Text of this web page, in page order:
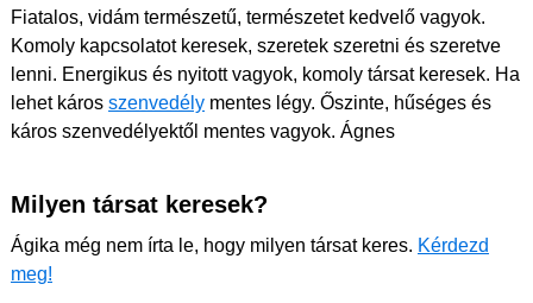
Fiatalos, vidám természetű, természetet kedvelő vagyok.
Komoly kapcsolatot keresek, szeretek szeretni és szeretve
lenni. Energikus és nyitott vagyok, komoly társat keresek. Ha
lehet káros szenvedély mentes légy. Őszinte, hűséges és
káros szenvedélyektől mentes vagyok. Ágnes
Milyen társat keresek?
Ágika még nem írta le, hogy milyen társat keres. Kérdezd
meg!